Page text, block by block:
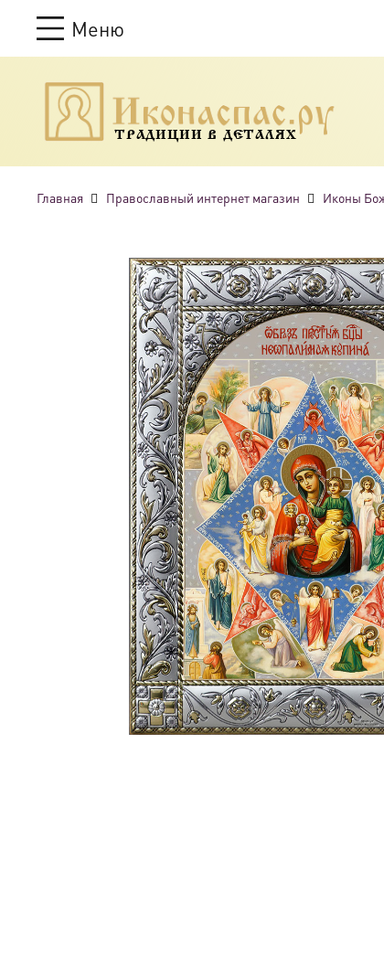
Меню
ТРАДИЦИИ В ДЕТАЛЯХ
Главная Православный интернет магазин Иконы